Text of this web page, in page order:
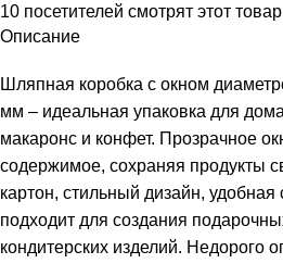
10 посетителей смотрят этот
Описание
Шляпная коробка с окном
мм – идеальная упаковка для
макаронс и конфет. Прозрачное
содержимое, сохраняя продукты
картон, стильный дизайн, удобная
подходит для создания
кондитерских изделий. Недорого